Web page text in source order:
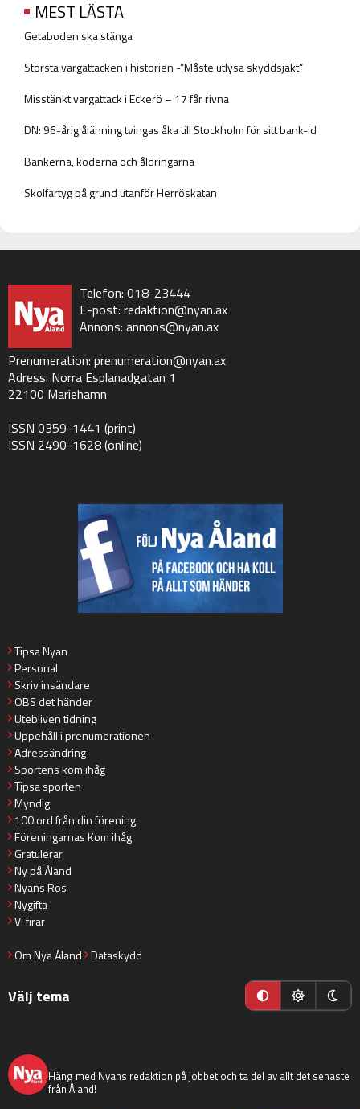
MEST LÄSTA
Getaboden ska stänga
Största vargattacken i historien -”Måste utlysa skyddsjakt”
Misstänkt vargattack i Eckerö – 17 får rivna
DN: 96-årig ålänning tvingas åka till Stockholm för sitt bank-id
Bankerna, koderna och åldringarna
Skolfartyg på grund utanför Herröskatan
Telefon: 018-23444
E-post: redaktion@nyan.ax
Annons: annons@nyan.ax
Prenumeration: prenumeration@nyan.ax
Adress: Norra Esplanadgatan 1
22100 Mariehamn
ISSN 0359-1441 (print)
ISSN 2490-1628 (online)
Tipsa Nyan
Personal
Skriv insändare
OBS det händer
Utebliven tidning
Uppehåll i prenumerationen
Adressändring
Sportens kom ihåg
Tipsa sporten
Myndig
100 ord från din förening
Föreningarnas Kom ihåg
Gratulerar
Ny på Åland
Nyans Ros
Nygifta
Vi firar
Om Nya Åland Dataskydd
Välj tema
Häng med Nyans redaktion på jobbet och ta del av allt det senaste
från Åland!